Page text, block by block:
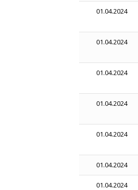
01.04.2024
01.04.2024
01.04.2024
01.04.2024
01.04.2024
01.04.2024
01.04.2024